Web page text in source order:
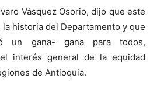
Vásquez Osorio, dijo que este
historia del Departamento y que
un gana- gana para todos,
interés general de la equidad
de Antioquia.